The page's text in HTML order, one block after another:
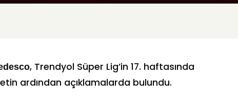
, Trendyol Süper Lig’in 17. haftasında
ardından açıklamalarda bulundu.